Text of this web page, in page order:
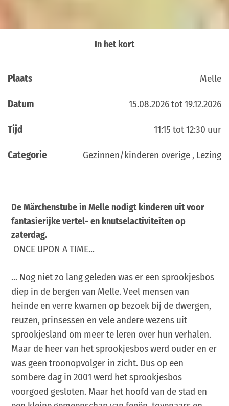
In het kort
Plaats Melle
Datum 15.08.2026 tot 19.12.2026
Tijd 11:15 tot 12:30 uur
Categorie Gezinnen/kinderen overige , Lezing
De Märchenstube in Melle nodigt kinderen uit voor
fantasierijke vertel- en knutselactiviteiten op
zaterdag.
ONCE UPON A TIME...
... Nog niet zo lang geleden was er een sprookjesbos
diep in de bergen van Melle. Veel mensen van
heinde en verre kwamen op bezoek bij de dwergen,
reuzen, prinsessen en vele andere wezens uit
sprookjesland om meer te leren over hun verhalen.
Maar de heer van het sprookjesbos werd ouder en er
was geen troonopvolger in zicht. Dus op een
sombere dag in 2001 werd het sprookjesbos
voorgoed gesloten. Maar het hoofd van de stad en